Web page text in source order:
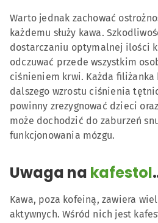
Warto jednak zachować
każdemu służy kawa.
dostarczaniu optymalnej ilości
odczuwać przede wszystkim
ciśnieniem krwi. Każda filiżanka
dalszego wzrostu ciśnienia
powinny zrezygnować dzieci
może dochodzić do zaburzeń
funkcjonowania mózgu.
Uwaga na kafestol
Kawa, poza kofeiną, zawiera
aktywnych. Wśród nich jest